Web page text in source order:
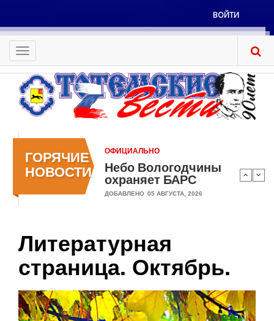
основному
содержанию
Меню
учётной
записи
пользователя
ВОЙТИ
Toggle
navigation
ГОРЯЧИЕ
НОВОСТИ
ОФИЦИАЛЬНО
Небо Вологодчины
охраняет БАРС
ДОБАВЛЕНО 05 АВГУСТА, 2026
Литературная
страница. Октябрь.